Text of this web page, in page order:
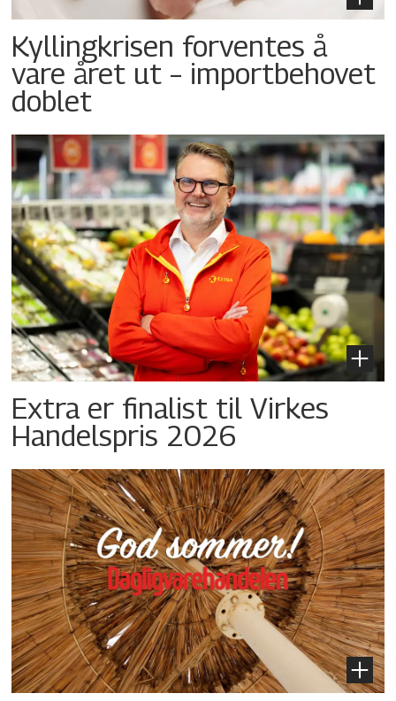
Kyllingkrisen forventes å
vare året ut – importbehovet
doblet
Extra er finalist til Virkes
Handelspris 2026